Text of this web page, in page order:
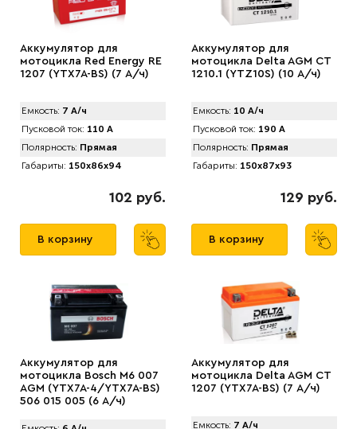
Аккумулятор для
мотоцикла Red Energy RE
1207 (YTX7A-BS) (7 А/ч)
Емкость: 7 А/ч
Пусковой ток: 110 А
Полярность: Прямая
Габариты: 150x86x94
102 руб.
В корзину
Аккумулятор для
мотоцикла Delta AGM CT
1210.1 (YTZ10S) (10 А/ч)
Емкость: 10 А/ч
Пусковой ток: 190 А
Полярность: Прямая
Габариты: 150x87x93
129 руб.
В корзину
Аккумулятор для
мотоцикла Bosch M6 007
AGM (YTX7A-4/YTX7A-BS)
506 015 005 (6 А/ч)
Аккумулятор для
мотоцикла Delta AGM CT
1207 (YTX7A-BS) (7 А/ч)
Емкость: 7 А/ч